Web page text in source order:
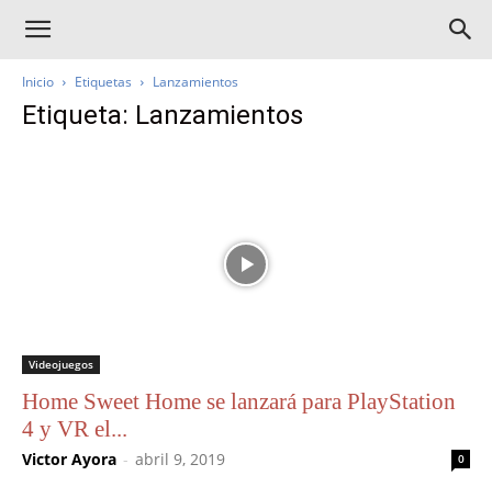
Inicio Etiquetas Lanzamientos
Etiqueta: Lanzamientos
Videojuegos
Home Sweet Home se lanzará para PlayStation
4 y VR el...
Victor Ayora - abril 9, 2019 0